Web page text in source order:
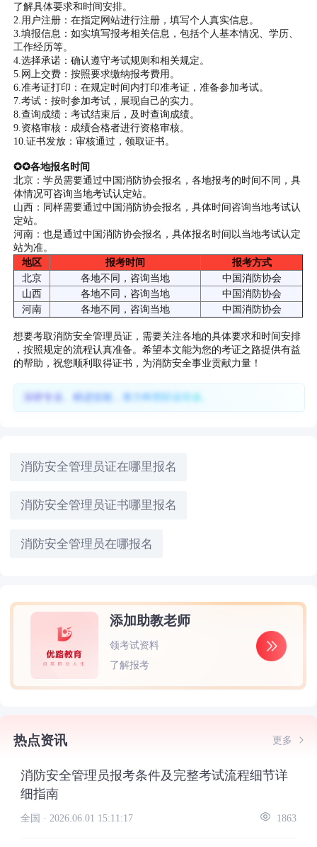
了解具体要求和时间安排。
2.用户注册：在指定网站进行注册，填写个人真实信息。
3.填报信息：如实填写报考相关信息，包括个人基本情况、学历、
工作经历等。
4.选择承诺：确认遵守考试规则和相关规定。
5.网上交费：按照要求缴纳报考费用。
6.准考证打印：在规定时间内打印准考证，准备参加考试。
7.考试：按时参加考试，展现自己的实力。
8.查询成绩：考试结束后，及时查询成绩。
9.资格审核：成绩合格者进行资格审核。
10.证书发放：审核通过，领取证书。
✪✪各地报名时间
北京：学员需要通过中国消防协会报名，各地报考的时间不同，具
体情况可咨询当地考试认定站。
山西：同样需要通过中国消防协会报名，具体时间咨询当地考试认
定站。
河南：也是通过中国消防协会报名，具体报名时间以当地考试认定
站为准。
地区
报考时间
报考方式
北京
各地不同，咨询当地
中国消防协会
山西
各地不同，咨询当地
中国消防协会
河南
各地不同，咨询当地 中国消防协会
想要考取消防安全管理员证，需要关注各地的具体要求和时间安排
，按照规定的流程认真准备。希望本文能为您的考证之路提供有益
的帮助，祝您顺利取得证书，为消防安全事业贡献力量！
深耕专业、精进技能，努力终照职业坦途。
消防安全管理员证在哪里报名
消防安全管理员证书哪里报名
消防安全管理员在哪报名
添加助教老师
领考试资料
了解报考
热点资讯 更多
消防安全管理员报考条件及完整考试流程细节详
细指南
全国 · 2026.06.01 15:11:17 1863